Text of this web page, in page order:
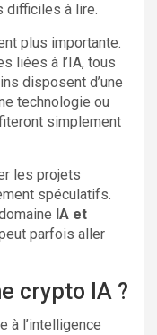
difficiles à lire.
plus importante.
liées à l’IA, tous
disposent d’une
technologie ou
simplement
les projets
spéculatifs.
IA et
parfois aller
crypto IA ?
à l’intelligence